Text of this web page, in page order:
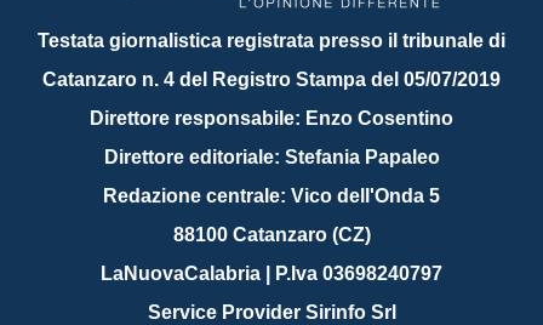
Testata giornalistica registrata presso il tribunale di
Catanzaro n. 4 del Registro Stampa del 05/07/2019
Direttore responsabile: Enzo Cosentino
Direttore editoriale: Stefania Papaleo
Redazione centrale: Vico dell'Onda 5
88100 Catanzaro (CZ)
LaNuovaCalabria | P.Iva 03698240797
Service Provider Sirinfo Srl